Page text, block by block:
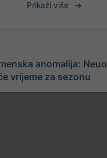
Prikaži više
anomalija:
vrijeme za sezonu